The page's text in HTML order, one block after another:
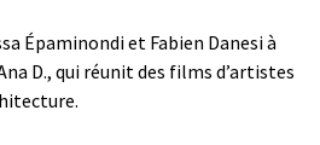
Épaminondi et Fabien Danesi à
D., qui réunit des films d’artistes